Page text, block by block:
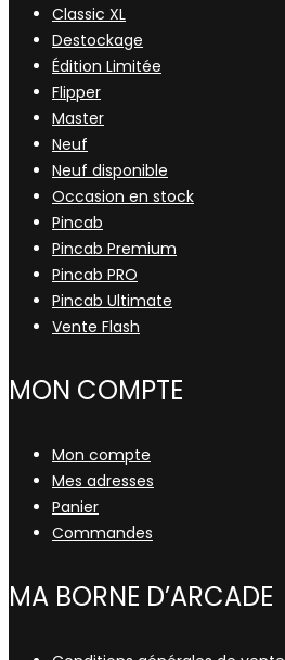
Classic XL
Destockage
Édition Limitée
Flipper
Master
Neuf
Neuf disponible
Occasion en stock
Pincab
Pincab Premium
Pincab PRO
Pincab Ultimate
Vente Flash
MON COMPTE
Mon compte
Mes adresses
Panier
Commandes
MA BORNE D’ARCADE